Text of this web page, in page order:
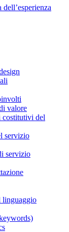
valore
costitutivi del
servizio
servizio
linguaggio